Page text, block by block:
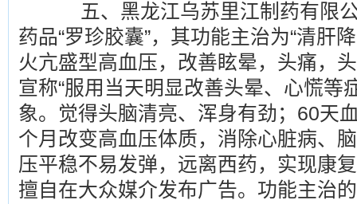
五、黑龙江乌苏里江制药有限公
药品“罗珍胶囊”，其功能主治为“清肝
火亢盛型高血压，改善眩晕，头痛，
宣称“服用当天明显改善头晕、心慌等
象。觉得头脑清亮、浑身有劲；60天
个月改变高血压体质，消除心脏病、
压平稳不易发弹，远离西药，实现康
擅自在大众媒介发布广告。功能主治